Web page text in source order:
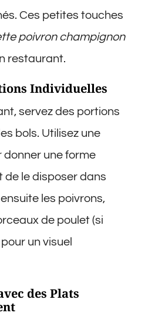
Ces petites touches
poivron champignon
restaurant.
Individuelles
servez des portions
bols. Utilisez une
une forme
de le disposer dans
les poivrons,
de poulet (si
un visuel
des Plats